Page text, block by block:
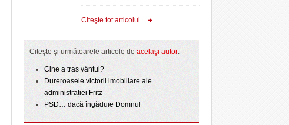
Citeşte tot articolul
Citeşte şi următoarele articole de acelaşi autor:
Cine a tras vântul?
Dureroasele victorii imobiliare ale
administrației Fritz
PSD… dacă îngăduie Domnul